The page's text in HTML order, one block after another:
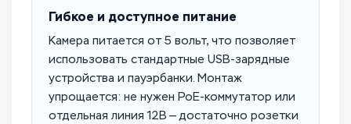
Гибкое и доступное питание
Камера питается от 5 вольт, что позволяет
использовать стандартные USB-зарядные
устройства и пауэрбанки. Монтаж
упрощается: не нужен PoE-коммутатор или
отдельная линия 12В — достаточно розетки